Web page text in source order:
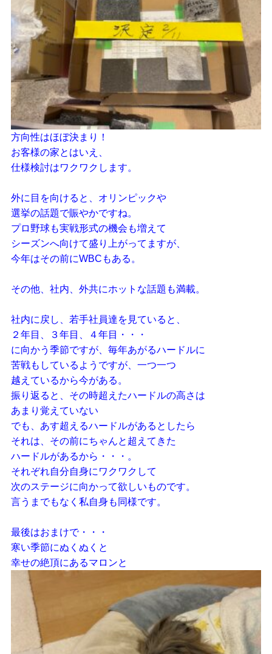
方向性はほぼ決まり！
お客様の家とはいえ、
仕様検討はワクワクします。
外に目を向けると、オリンピックや
選挙の話題で賑やかですね。
プロ野球も実戦形式の機会も増えて
シーズンへ向けて盛り上がってますが、
今年はその前にWBCもある。
その他、社内、外共にホットな話題も満載。
社内に戻し、若手社員達を見ていると、
２年目、３年目、４年目・・・
に向かう季節ですが、毎年あがるハードルに
苦戦もしているようですが、一つ一つ
越えているから今がある。
振り返ると、その時超えたハードルの高さは
あまり覚えていない
でも、あす超えるハードルがあるとしたら
それは、その前にちゃんと超えてきた
ハードルがあるから・・・。
それぞれ自分自身にワクワクして
次のステージに向かって欲しいものです。
言うまでもなく私自身も同様です。
最後はおまけで・・・
寒い季節にぬくぬくと
幸せの絶頂にあるマロンと